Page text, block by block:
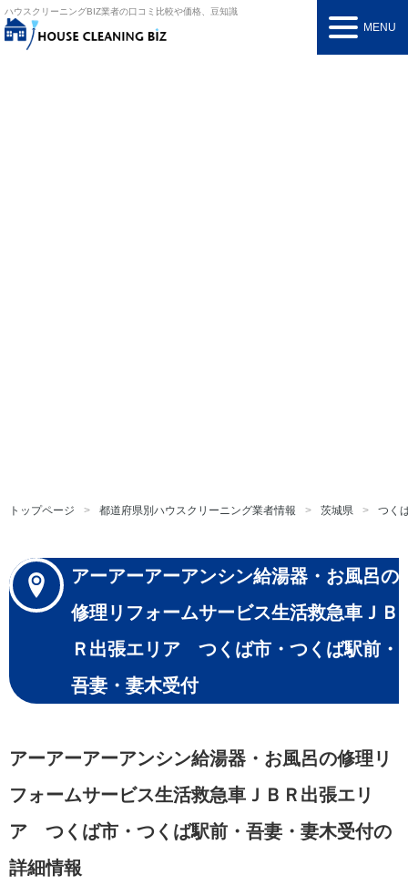
ハウスクリーニングBIZ業者の口コミ比較や価格、豆知識
MENU
トップページ 都道府県別ハウスクリーニング業者情報 茨城県 つく
アーアーアーアンシン給湯器・お風呂の
修理リフォームサービス生活救急車ＪＢ
Ｒ出張エリア つくば市・つくば駅前・
吾妻・妻木受付
アーアーアーアンシン給湯器・お風呂の修理リ
フォームサービス生活救急車ＪＢＲ出張エリ
ア つくば市・つくば駅前・吾妻・妻木受付の
詳細情報